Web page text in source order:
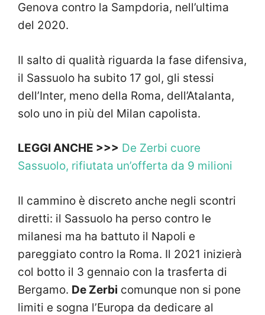
Genova contro la Sampdoria, nell’ultima
del 2020.
Il salto di qualità riguarda la fase difensiva,
il Sassuolo ha subito 17 gol, gli stessi
dell’Inter, meno della Roma, dell’Atalanta,
solo uno in più del Milan capolista.
LEGGI ANCHE >>> De Zerbi cuore
Sassuolo, rifiutata un’offerta da 9 milioni
Il cammino è discreto anche negli scontri
diretti: il Sassuolo ha perso contro le
milanesi ma ha battuto il Napoli e
pareggiato contro la Roma. Il 2021 inizierà
col botto il 3 gennaio con la trasferta di
Bergamo. De Zerbi comunque non si pone
limiti e sogna l’Europa da dedicare al